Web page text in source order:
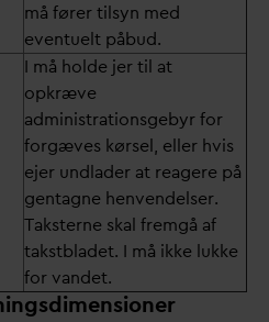
må fører tilsyn med
eventuelt påbud.
I må holde jer til at
opkræve
administrationsgebyr for
forgæves kørsel, eller hvis
ejer undlader at reagere på
gentagne henvendelser.
Taksterne skal fremgå af
takstbladet. I må ikke lukke
for vandet.